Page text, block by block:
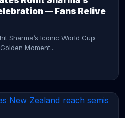
— Fans Relive
Sharma’s Iconic World Cup
Moment...